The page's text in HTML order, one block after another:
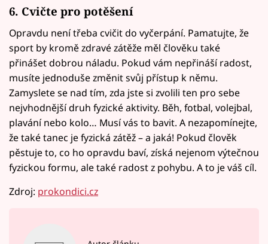
6. Cvičte pro potěšení
Opravdu není třeba cvičit do vyčerpání. Pamatujte, že
sport by kromě zdravé zátěže měl člověku také
přinášet dobrou náladu. Pokud vám nepřináší radost,
musíte jednoduše změnit svůj přístup k němu.
Zamyslete se nad tím, zda jste si zvolili ten pro sebe
nejvhodnější druh fyzické aktivity. Běh, fotbal, volejbal,
plavání nebo kolo… Musí vás to bavit. A nezapomínejte,
že také tanec je fyzická zátěž – a jaká! Pokud člověk
pěstuje to, co ho opravdu baví, získá nejenom výtečnou
fyzickou formu, ale také radost z pohybu. A to je váš cíl.
Zdroj: prokondici.cz